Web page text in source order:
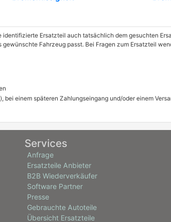
Ersatzteil auch tatsächlich dem gesuchten
Fahrzeug passt. Bei Fragen zum Ersatzteil
bei einem späteren Zahlungseingang und/oder einem
Services
Anfrage
Ersatzteile Anbieter
B2B Wiederverkäufer
Software Partner
Presse
Gebrauchte Autoteile
Übersicht Ersatzteile